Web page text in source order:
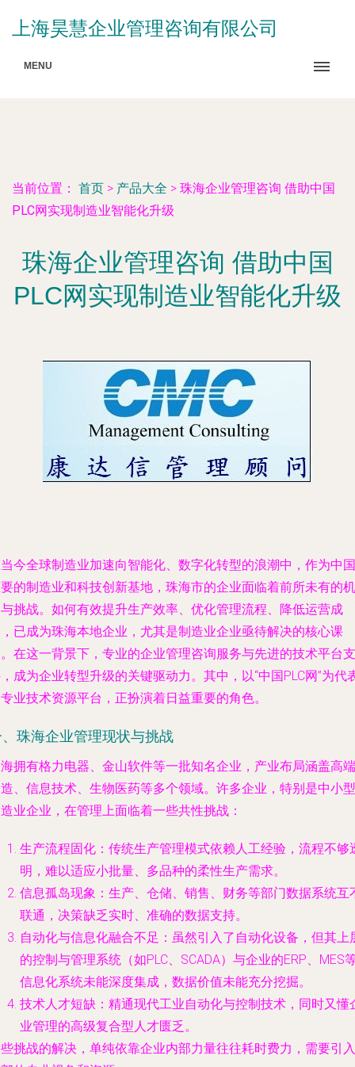
上海昊慧企业管理咨询有限公司
MENU
当前位置： 首页 > 产品大全 > 珠海企业管理咨询 借助中国
PLC网实现制造业智能化升级
珠海企业管理咨询 借助中国
PLC网实现制造业智能化升级
今全球制造业加速向智能化、数字化转型的浪潮中，作为中国
的制造业和科技创新基地，珠海市的企业面临着前所未有的机
挑战。如何有效提升生产效率、优化管理流程、降低运营成
已成为珠海本地企业，尤其是制造业企业亟待解决的核心课
在这一背景下，专业的企业管理咨询服务与先进的技术平台支
成为企业转型升级的关键驱动力。其中，以“中国PLC网”为代
业技术资源平台，正扮演着日益重要的角色。
珠海企业管理现状与挑战
拥有格力电器、金山软件等一批知名企业，产业布局涵盖高端
、信息技术、生物医药等多个领域。许多企业，特别是中小型
业企业，在管理上面临着一些共性挑战：
生产流程固化 ：传统生产管理模式依赖人工经验，流程不够
明，难以适应小批量、多品种的柔性生产需求。
信息孤岛现象 ：生产、仓储、销售、财务等部门数据系统互
联通，决策缺乏实时、准确的数据支持。
自动化与信息化融合不足 ：虽然引入了自动化设备，但其上
的控制与管理系统（如PLC、SCADA）与企业的ERP、MES
信息化系统未能深度集成，数据价值未能充分挖掘。
技术人才短缺 ：精通现代工业自动化与控制技术，同时又懂
业管理的高级复合型人才匮乏。
挑战的解决，单纯依靠企业内部力量往往耗时费力，需要引入